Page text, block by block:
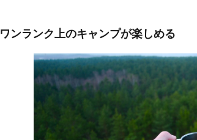
ワンランク上のキャンプが楽しめる